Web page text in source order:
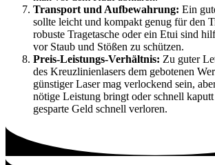
Transport und Aufbewahrung: Ein
sollte leicht und kompakt genug für den
robuste Tragetasche oder ein Etui sind
vor Staub und Stößen zu schützen.
Preis-Leistungs-Verhältnis: Zu guter
des Kreuzlinienlasers dem gebotenen
günstiger Laser mag verlockend sein,
nötige Leistung bringt oder schnell kaputt
gesparte Geld schnell verloren.